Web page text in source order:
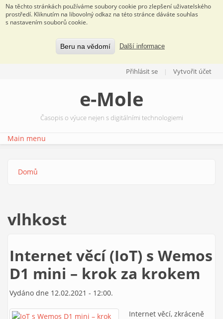
Na těchto stránkách používáme soubory cookie pro zlepšení uživatelského
prostředí. Kliknutím na libovolný odkaz na této stránce dáváte souhlas
s nastavením souborů cookie.
Beru na vědomí Další informace
Přihlásit se Vytvořit účet
e-Mole
Časopis o výuce nejen s digitálními technologiemi
Main menu
Jste zde
Domů
vlhkost
Internet věcí (IoT) s Wemos
D1 mini – krok za krokem
Vydáno dne 12.02.2021 - 12:00.
Internet věcí, zkráceně